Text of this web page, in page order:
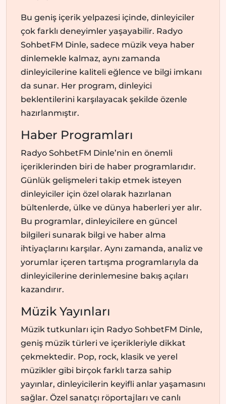
Bu geniş içerik yelpazesi içinde, dinleyiciler
çok farklı deneyimler yaşayabilir. Radyo
SohbetFM Dinle, sadece müzik veya haber
dinlemekle kalmaz, aynı zamanda
dinleyicilerine kaliteli eğlence ve bilgi imkanı
da sunar. Her program, dinleyici
beklentilerini karşılayacak şekilde özenle
hazırlanmıştır.
Haber Programları
Radyo SohbetFM Dinle’nin en önemli
içeriklerinden biri de haber programlarıdır.
Günlük gelişmeleri takip etmek isteyen
dinleyiciler için özel olarak hazırlanan
bültenlerde, ülke ve dünya haberleri yer alır.
Bu programlar, dinleyicilere en güncel
bilgileri sunarak bilgi ve haber alma
ihtiyaçlarını karşılar. Aynı zamanda, analiz ve
yorumlar içeren tartışma programlarıyla da
dinleyicilerine derinlemesine bakış açıları
kazandırır.
Müzik Yayınları
Müzik tutkunları için Radyo SohbetFM Dinle,
geniş müzik türleri ve içerikleriyle dikkat
çekmektedir. Pop, rock, klasik ve yerel
müzikler gibi birçok farklı tarza sahip
yayınlar, dinleyicilerin keyifli anlar yaşamasını
sağlar. Özel sanatçı röportajları ve canlı